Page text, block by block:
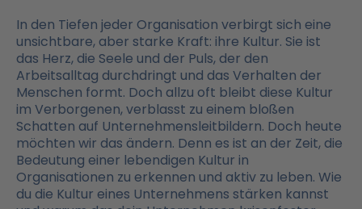
In den Tiefen jeder Organisation verbirgt sich eine
unsichtbare, aber starke Kraft: ihre Kultur. Sie ist
das Herz, die Seele und der Puls, der den
Arbeitsalltag durchdringt und das Verhalten der
Menschen formt. Doch allzu oft bleibt diese Kultur
im Verborgenen, verblasst zu einem bloßen
Schatten auf Unternehmensleitbildern. Doch heute
möchten wir das ändern. Denn es ist an der Zeit, die
Bedeutung einer lebendigen Kultur in
Organisationen zu erkennen und aktiv zu leben. Wie
du die Kultur eines Unternehmens stärken kannst